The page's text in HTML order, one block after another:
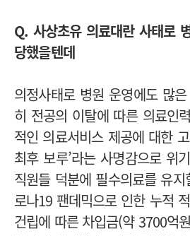
Q. 사상초유 의료대란 사태로
당했을텐데
의정사태로 병원 운영에도 많
히 전공의 이탈에 따른 의료인
적인 의료서비스 제공에 대한
최후 보루’라는 사명감으로 위
직원들 덕분에 필수의료를 유
로나19 팬데믹으로 인한 누적
건립에 따른 차입금(약 3700억